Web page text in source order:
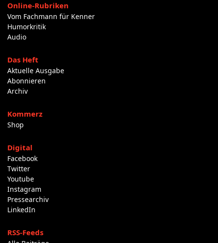
Online-Rubriken
Vom Fachmann für Kenner
Humorkritik
Audio
Das Heft
Aktuelle Ausgabe
Abonnieren
Archiv
Kommerz
Shop
Digital
Facebook
Twitter
Youtube
Instagram
Pressearchiv
LinkedIn
RSS-Feeds